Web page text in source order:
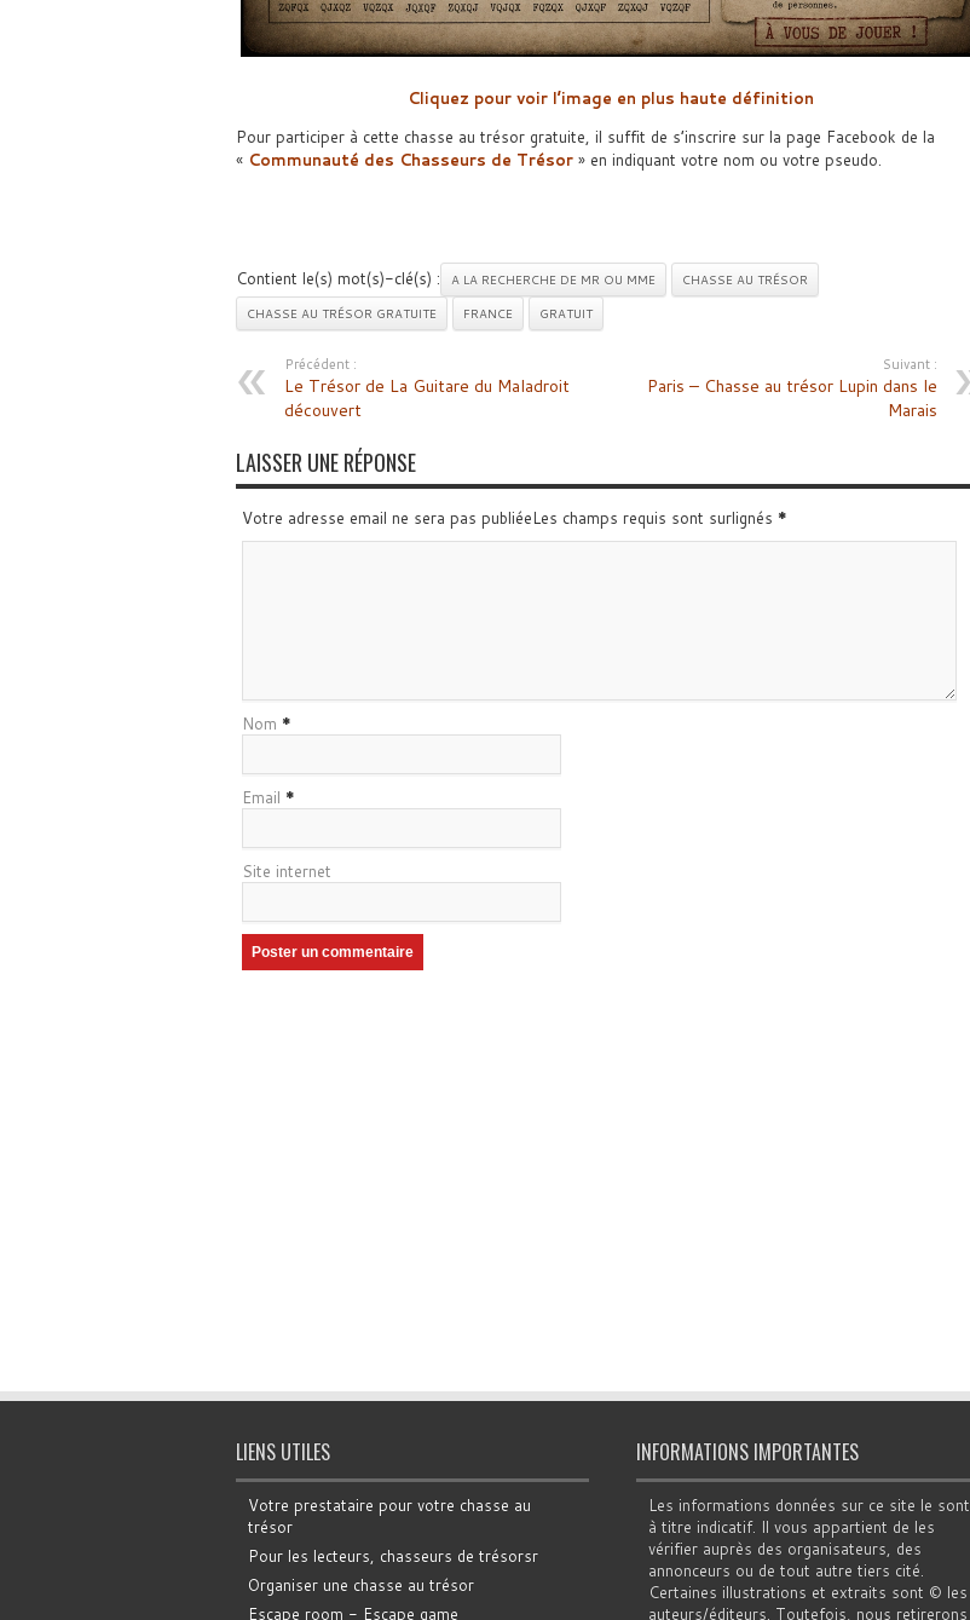
Cliquez pour voir l’image en plus haute définition
Pour participer à cette chasse au trésor gratuite, il suffit de s’inscrire sur la page Facebook de la
« Communauté des Chasseurs de Trésor» en indiquant votre nom ou votre pseudo.
Contient le(s) mot(s)-clé(s) : A LA RECHERCHE DE MR OU MME
CHASSE AU TRÉSOR
CHASSE AU TRÉSOR GRATUITE
FRANCE GRATUIT
Précédent :
Le Trésor de La Guitare du Maladroit
découvert
Suivant :
Paris – Chasse au trésor Lupin dans le
Marais
LAISSER UNE RÉPONSE
Votre adresse email ne sera pas publiéeLes champs requis sont surlignés *
Nom *
Email *
Site internet
LIENS UTILES
Votre prestataire pour votre chasse au
trésor
Pour les lecteurs, chasseurs de trésorsr
Organiser une chasse au trésor
Escape room - Escape game
INFORMATIONS IMPORTANTES
Les informations données sur ce site le sont
à titre indicatif. Il vous appartient de les
vérifier auprès des organisateurs, des
annonceurs ou de tout autre tiers cité.
Certaines illustrations et extraits sont © les
auteurs/éditeurs. Toutefois, nous retirerons